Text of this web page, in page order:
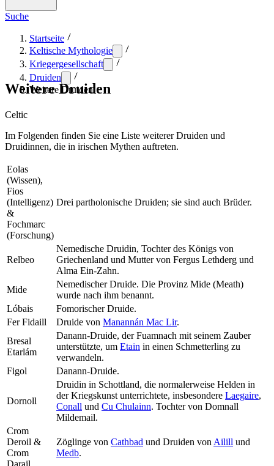
Suche
Startseite
Keltische Mythologie
Kriegergesellschaft
Druiden
Weitere Druiden
Weitere Druiden
Celtic
Im Folgenden finden Sie eine Liste weiterer Druiden und
Druidinnen, die in irischen Mythen auftreten.
Eolas
(Wissen),
Fios
(Intelligenz)
&
Fochmarc
(Forschung)
Drei partholonische Druiden; sie sind auch Brüder.
Relbeo
Nemedische Druidin, Tochter des Königs von
Griechenland und Mutter von Fergus Lethderg und
Alma Ein-Zahn.
Mide
Nemedischer Druide. Die Provinz Mide (Meath)
wurde nach ihm benannt.
Lóbais
Fomorischer Druide.
Fer Fidaill
Druide von Manannán Mac Lir.
Bresal
Etarlám
Danann-Druide, der Fuamnach mit seinem Zauber
unterstützte, um Etain in einen Schmetterling zu
verwandeln.
Figol
Danann-Druide.
Dornoll
Druidin in Schottland, die normalerweise Helden in
der Kriegskunst unterrichtete, insbesondere Laegaire,
Conall und Cu Chulainn. Tochter von Domnall
Mildemail.
Crom
Deroil &
Crom
Darail
Zöglinge von Cathbad und Druiden von Ailill und
Medb.